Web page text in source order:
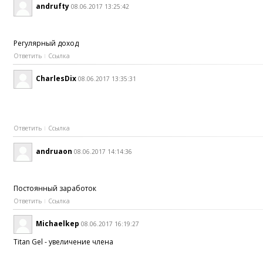
andrufty 08.06.2017 13:25:42
Регулярный доход
Ответить Ссылка
CharlesDix 08.06.2017 13:35:31
Ответить Ссылка
andruaon 08.06.2017 14:14:36
Постоянный заработок
Ответить Ссылка
Michaelkep 08.06.2017 16:19:27
Titan Gel - увеличение члена